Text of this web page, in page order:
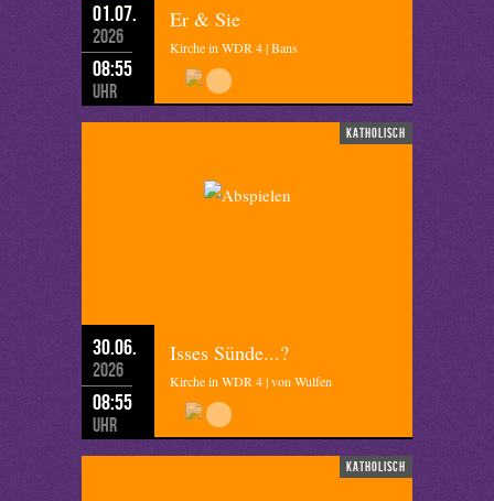
01.07.
2026
08:55
Uhr
Er & Sie
Kirche in WDR 4 | Bans
katholisch
30.06.
2026
08:55
Uhr
Isses Sünde...?
Kirche in WDR 4 | von Wulfen
katholisch